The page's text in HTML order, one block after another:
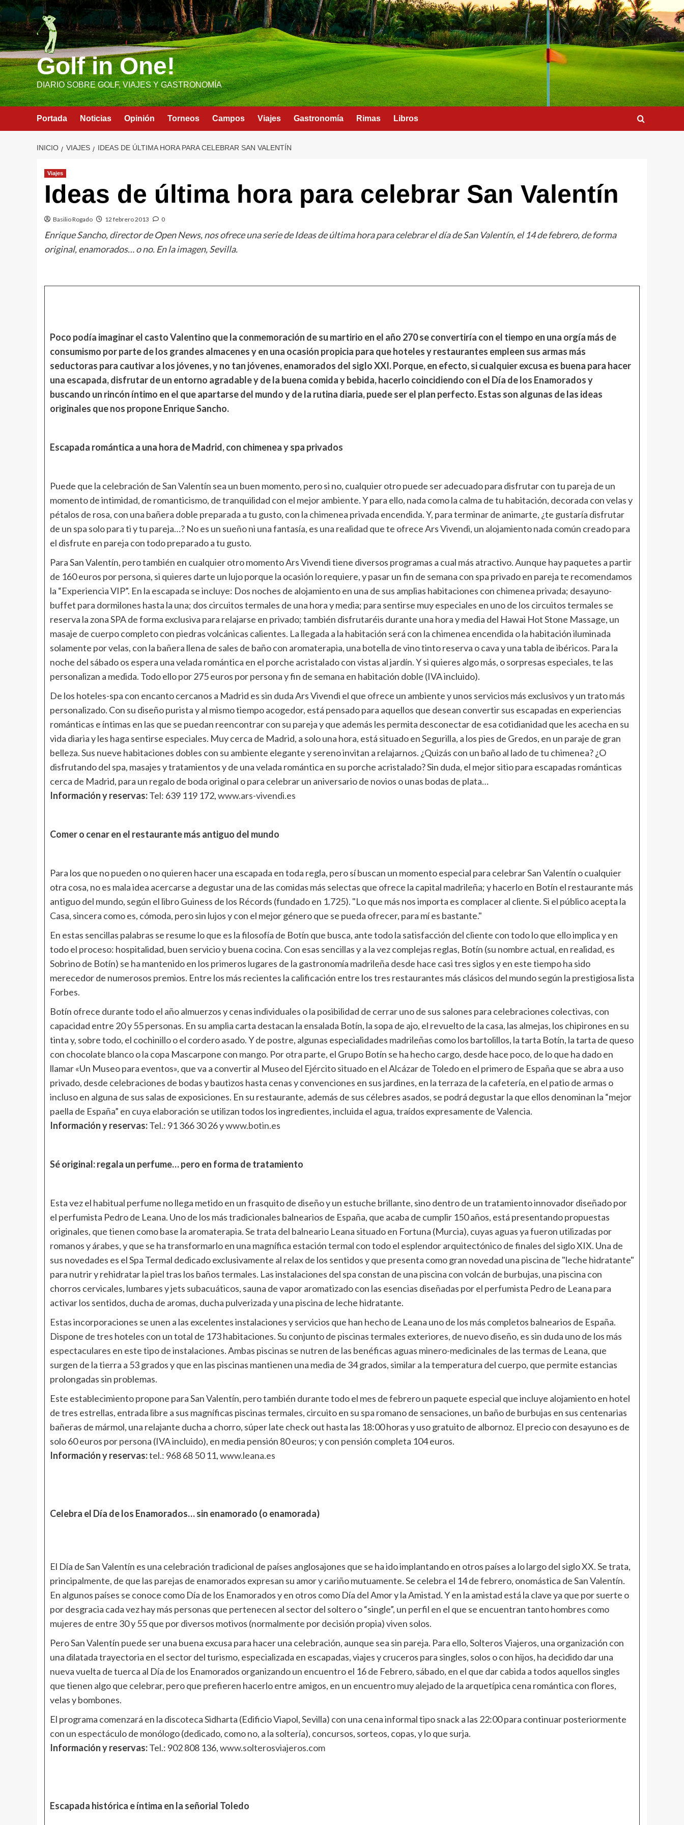
Saltar
al
contenido
Golf in One!
DIARIO SOBRE GOLF, VIAJES Y GASTRONOMÍA
Portada Noticias Opinión Torneos Campos Viajes Gastronomía Rimas Libros
INICIO VIAJES IDEAS DE ÚLTIMA HORA PARA CELEBRAR SAN VALENTÍN
Viajes
Ideas de última hora para celebrar San Valentín
Basilio Rogado 12 febrero 2013 0
Enrique Sancho, director de Open News, nos ofrece una serie de Ideas de última hora para celebrar el día de San Valentín, el 14 de febrero, de forma
original, enamorados… o no. En la imagen, Sevilla.
Poco podía imaginar el casto Valentino que la conmemoración de su martirio en el año 270 se convertiría con el tiempo en una orgía más de
consumismo por parte de los grandes almacenes y en una ocasión propicia para que hoteles y restaurantes empleen sus armas más
seductoras para cautivar a los jóvenes, y no tan jóvenes, enamorados del siglo XXI. Porque, en efecto, si cualquier excusa es buena para hacer
una escapada, disfrutar de un entorno agradable y de la buena comida y bebida, hacerlo coincidiendo con el Día de los Enamorados y
buscando un rincón íntimo en el que apartarse del mundo y de la rutina diaria, puede ser el plan perfecto. Estas son algunas de las ideas
originales que nos propone Enrique Sancho.
Escapada romántica a una hora de Madrid, con chimenea y spa privados
Puede que la celebración de San Valentín sea un buen momento, pero si no, cualquier otro puede ser adecuado para disfrutar con tu pareja de un
momento de intimidad, de romanticismo, de tranquilidad con el mejor ambiente. Y para ello, nada como la calma de tu habitación, decorada con velas y
pétalos de rosa, con una bañera doble preparada a tu gusto, con la chimenea privada encendida. Y, para terminar de animarte, ¿te gustaría disfrutar
de un spa solo para ti y tu pareja…? No es un sueño ni una fantasía, es una realidad que te ofrece Ars Vivendi, un alojamiento nada común creado para
el disfrute en pareja con todo preparado a tu gusto.
Para San Valentín, pero también en cualquier otro momento Ars Vivendi tiene diversos programas a cual más atractivo. Aunque hay paquetes a partir
de 160 euros por persona, si quieres darte un lujo porque la ocasión lo requiere, y pasar un fin de semana con spa privado en pareja te recomendamos
la “Experiencia VIP”. En la escapada se incluye: Dos noches de alojamiento en una de sus amplias habitaciones con chimenea privada; desayuno-
buffet para dormilones hasta la una; dos circuitos termales de una hora y media; para sentirse muy especiales en uno de los circuitos termales se
reserva la zona SPA de forma exclusiva para relajarse en privado; también disfrutaréis durante una hora y media del Hawai Hot Stone Massage, un
masaje de cuerpo completo con piedras volcánicas calientes. La llegada a la habitación será con la chimenea encendida o la habitación iluminada
solamente por velas, con la bañera llena de sales de baño con aromaterapia, una botella de vino tinto reserva o cava y una tabla de ibéricos. Para la
noche del sábado os espera una velada romántica en el porche acristalado con vistas al jardín. Y si quieres algo más, o sorpresas especiales, te las
personalizan a medida. Todo ello por 275 euros por persona y fin de semana en habitación doble (IVA incluido).
De los hoteles-spa con encanto cercanos a Madrid es sin duda Ars Vivendi el que ofrece un ambiente y unos servicios más exclusivos y un trato más
personalizado. Con su diseño purista y al mismo tiempo acogedor, está pensado para aquellos que desean convertir sus escapadas en experiencias
románticas e íntimas en las que se puedan reencontrar con su pareja y que además les permita desconectar de esa cotidianidad que les acecha en su
vida diaria y les haga sentirse especiales. Muy cerca de Madrid, a solo una hora, está situado en Segurilla, a los pies de Gredos, en un paraje de gran
belleza. Sus nueve habitaciones dobles con su ambiente elegante y sereno invitan a relajarnos. ¿Quizás con un baño al lado de tu chimenea? ¿O
disfrutando del spa, masajes y tratamientos y de una velada romántica en su porche acristalado? Sin duda, el mejor sitio para escapadas románticas
cerca de Madrid, para un regalo de boda original o para celebrar un aniversario de novios o unas bodas de plata…
Información y reservas:Tel: 639 119 172,www.ars-vivendi.es
Comer o cenar en el restaurante más antiguo del mundo
Para los que no pueden o no quieren hacer una escapada en toda regla, pero sí buscan un momento especial para celebrar San Valentín o cualquier
otra cosa, no es mala idea acercarse a degustar una de las comidas más selectas que ofrece la capital madrileña; y hacerlo en Botín el restaurante más
antiguo del mundo, según el libro Guiness de los Récords (fundado en 1.725). "Lo que más nos importa es complacer al cliente. Si el público acepta la
Casa, sincera como es, cómoda, pero sin lujos y con el mejor género que se pueda ofrecer, para mí es bastante."
En estas sencillas palabras se resume lo que es la filosofía de Botín que busca, ante todo la satisfacción del cliente con todo lo que ello implica y en
todo el proceso: hospitalidad, buen servicio y buena cocina. Con esas sencillas y a la vez complejas reglas, Botín (su nombre actual, en realidad, es
Sobrino de Botín) se ha mantenido en los primeros lugares de la gastronomía madrileña desde hace casi tres siglos y en este tiempo ha sido
merecedor de numerosos premios. Entre los más recientes la calificación entre los tres restaurantes más clásicos del mundo según la prestigiosa lista
Forbes.
Botín ofrece durante todo el año almuerzos y cenas individuales o la posibilidad de cerrar uno de sus salones para celebraciones colectivas, con
capacidad entre 20 y 55 personas. En su amplia carta destacan la ensalada Botín, la sopa de ajo, el revuelto de la casa, las almejas, los chipirones en su
tinta y, sobre todo, el cochinillo o el cordero asado. Y de postre, algunas especialidades madrileñas como los bartolillos, la tarta Botín, la tarta de queso
con chocolate blanco o la copa Mascarpone con mango. Por otra parte, el Grupo Botín se ha hecho cargo, desde hace poco, de lo que ha dado en
llamar «Un Museo para eventos», que va a convertir al Museo del Ejército situado en el Alcázar de Toledo en el primero de España que se abra a uso
privado, desde celebraciones de bodas y bautizos hasta cenas y convenciones en sus jardines, en la terraza de la cafetería, en el patio de armas o
incluso en alguna de sus salas de exposiciones. En su restaurante, además de sus célebres asados, se podrá degustar la que ellos denominan la “mejor
paella de España” en cuya elaboración se utilizan todos los ingredientes, incluida el agua, traídos expresamente de Valencia.
Información y reservas:Tel.: 91 366 30 26 ywww.botin.es
Sé original: regala un perfume… pero en forma de tratamiento
Esta vez el habitual perfume no llega metido en un frasquito de diseño y un estuche brillante, sino dentro de un tratamiento innovador diseñado por
el perfumista Pedro de Leana. Uno de los más tradicionales balnearios de España, que acaba de cumplir 150 años, está presentando propuestas
originales, que tienen como base la aromaterapia. Se trata del balneario Leana situado en Fortuna (Murcia), cuyas aguas ya fueron utilizadas por
romanos y árabes, y que se ha transformarlo en una magnífica estación termal con todo el esplendor arquitectónico de finales del siglo XIX. Una de
sus novedades es el Spa Termal dedicado exclusivamente al relax de los sentidos y que presenta como gran novedad una piscina de "leche hidratante"
para nutrir y rehidratar la piel tras los baños termales. Las instalaciones del spa constan de una piscina con volcán de burbujas, una piscina con
chorros cervicales, lumbares y jets subacuáticos, sauna de vapor aromatizado con las esencias diseñadas por el perfumista Pedro de Leana para
activar los sentidos, ducha de aromas, ducha pulverizada y una piscina de leche hidratante.
Estas incorporaciones se unen a las excelentes instalaciones y servicios que han hecho de Leana uno de los más completos balnearios de España.
Dispone de tres hoteles con un total de 173 habitaciones. Su conjunto de piscinas termales exteriores, de nuevo diseño, es sin duda uno de los más
espectaculares en este tipo de instalaciones. Ambas piscinas se nutren de las benéficas aguas minero-medicinales de las termas de Leana, que
surgen de la tierra a 53 grados y que en las piscinas mantienen una media de 34 grados, similar a la temperatura del cuerpo, que permite estancias
prolongadas sin problemas.
Este establecimiento propone para San Valentín, pero también durante todo el mes de febrero un paquete especial que incluye alojamiento en hotel
de tres estrellas, entrada libre a sus magníficas piscinas termales, circuito en su spa romano de sensaciones, un baño de burbujas en sus centenarias
bañeras de mármol, una relajante ducha a chorro, súper late check out hasta las 18:00 horas y uso gratuito de albornoz. El precio con desayuno es de
solo 60 euros por persona (IVA incluido), en media pensión 80 euros; y con pensión completa 104 euros.
Información y reservas:tel.: 968 68 50 11,www.leana.es
Celebra el Día de los Enamorados… sin enamorado (o enamorada)
El Día de San Valentín es una celebración tradicional de países anglosajones que se ha ido implantando en otros países a lo largo del siglo XX. Se trata,
principalmente, de que las parejas de enamorados expresan su amor y cariño mutuamente. Se celebra el 14 de febrero, onomástica de San Valentín.
En algunos países se conoce como Día de los Enamorados y en otros como Día del Amor y la Amistad. Y en la amistad está la clave ya que por suerte o
por desgracia cada vez hay más personas que pertenecen al sector del soltero o “single”, un perfil en el que se encuentran tanto hombres como
mujeres de entre 30 y 55 que por diversos motivos (normalmente por decisión propia) viven solos.
Pero San Valentín puede ser una buena excusa para hacer una celebración, aunque sea sin pareja. Para ello, Solteros Viajeros, una organización con
una dilatada trayectoria en el sector del turismo, especializada en escapadas, viajes y cruceros para singles, solos o con hijos, ha decidido dar una
nueva vuelta de tuerca al Día de los Enamorados organizando un encuentro el 16 de Febrero, sábado, en el que dar cabida a todos aquellos singles
que tienen algo que celebrar, pero que prefieren hacerlo entre amigos, en un encuentro muy alejado de la arquetípica cena romántica con flores,
velas y bombones.
El programa comenzará en la discoteca Sidharta (Edificio Viapol, Sevilla) con una cena informal tipo snack a las 22:00 para continuar posteriormente
con un espectáculo de monólogo (dedicado, como no, a la soltería), concursos, sorteos, copas, y lo que surja.
Información y reservas:Tel.: 902 808 136,www.solterosviajeros.com
Escapada histórica e íntima en la señorial Toledo